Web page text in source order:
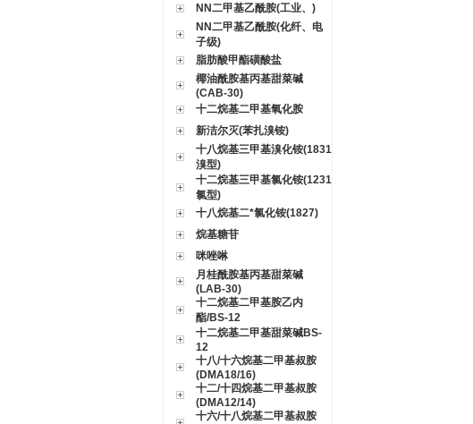
NN二甲基乙酰胺(工业、)
NN二甲基乙酰胺(化纤、电
子级)
脂肪酸甲酯磺酸盐
椰油酰胺基丙基甜菜碱
(CAB-30)
十二烷基二甲基氧化胺
新洁尔灭(苯扎溴铵)
十八烷基三甲基溴化铵(1831
溴型)
十二烷基三甲基氯化铵(1231
氯型)
十八烷基二*氯化铵(1827)
烷基糖苷
咪唑啉
月桂酰胺基丙基甜菜碱
(LAB-30)
十二烷基二甲基胺乙内
酯/BS-12
十二烷基二甲基甜菜碱BS-
12
十八/十六烷基二甲基叔胺
(DMA18/16)
十二/十四烷基二甲基叔胺
(DMA12/14)
十六/十八烷基二甲基叔胺